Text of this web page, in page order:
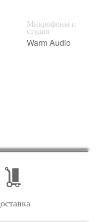
Микрофоны и
студия
Warm Audio